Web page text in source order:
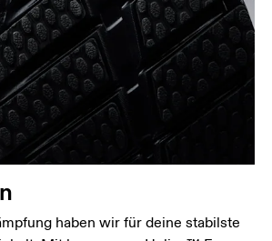
haben wir für deine stabilste